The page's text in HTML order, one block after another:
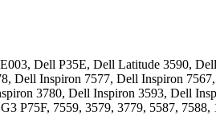
Dell P35E, Dell Latitude 3590,
Dell Inspiron 7577, Dell Inspiron
3780, Dell Inspiron 3593, Dell
7559, 3579, 3779, 5587,